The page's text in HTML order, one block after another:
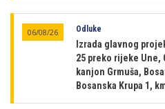
06/08/26 Odluke
Izrada glavnog
25 preko rijeke
kanjon Grmuša,
Bosanska Krupa 1,